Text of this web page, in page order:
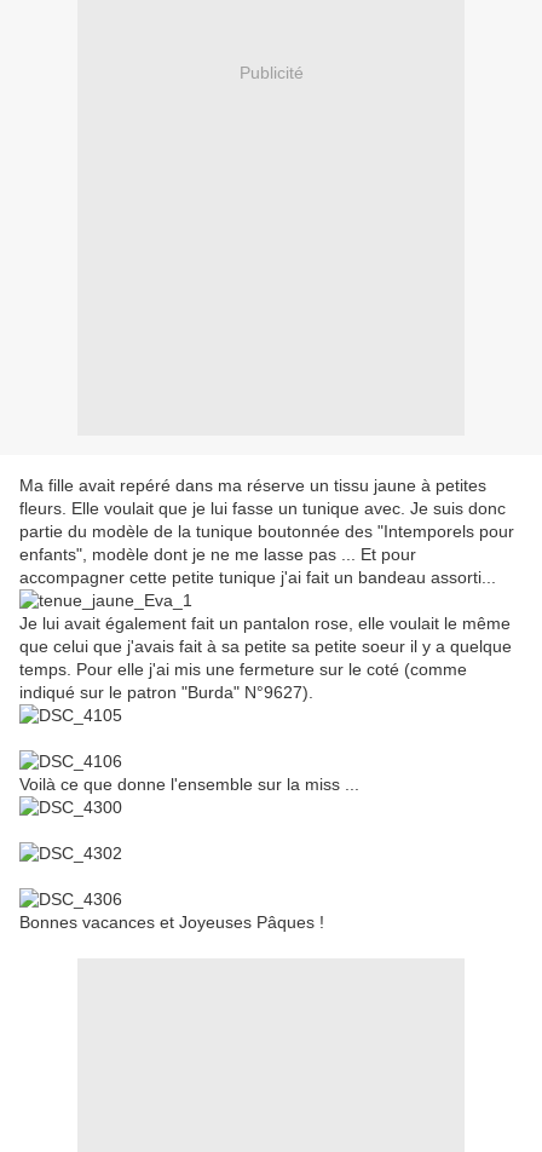
Publicité
Ma fille avait repéré dans ma réserve un tissu jaune à petites
fleurs. Elle voulait que je lui fasse un tunique avec. Je suis donc
partie du modèle de la tunique boutonnée des "Intemporels pour
enfants", modèle dont je ne me lasse pas ... Et pour
accompagner cette petite tunique j'ai fait un bandeau assorti...
Je lui avait également fait un pantalon rose, elle voulait le même
que celui que j'avais fait à sa petite sa petite soeur il y a quelque
temps. Pour elle j'ai mis une fermeture sur le coté (comme
indiqué sur le patron "Burda" N°9627).
Voilà ce que donne l'ensemble sur la miss ...
Bonnes vacances et Joyeuses Pâques !